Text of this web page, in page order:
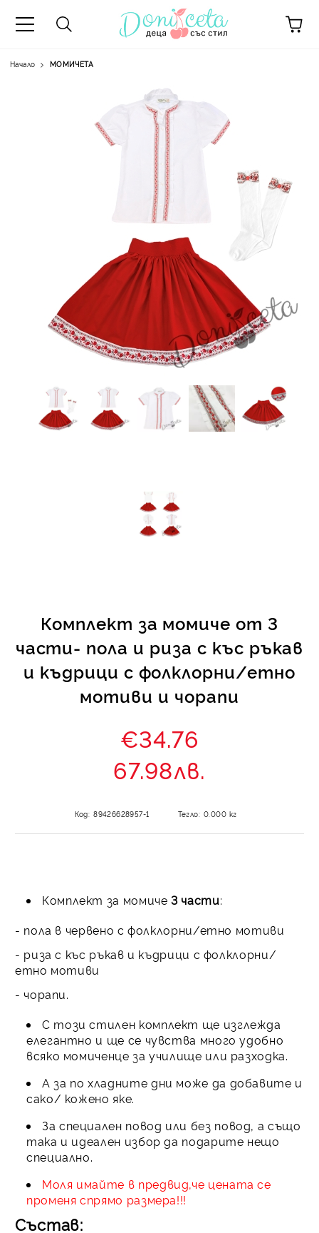
Начало МОМИЧЕТА
Комплект за момиче от 3
части- пола и риза с къс ръкав
и къдрици с фолклорни/етно
мотиви и чорапи
€34.76
67.98лв.
Код: 89426628957-1 Тегло: 0.000 кг
Комплект за момиче 3 части:
- пола в червено с фолклорни/етно мотиви
- риза с къс ръкав и къдрици с фолклорни/
етно мотиви
- чорапи.
С този стилен комплект ще изглежда
елегантно и ще се чувства много удобно
всяко момиченце за училище или разходка.
А за по хладните дни може да добавите и
сако/ кожено яке.
За специален повод или без повод, а също
така и идеален избор да подарите нещо
специално.
Моля имайте в предвид,че цената се
променя спрямо размера!!!
Състав: